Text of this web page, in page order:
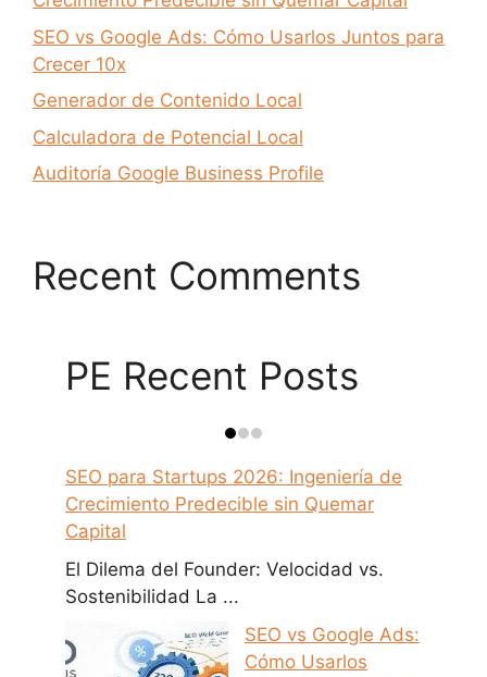
SEO vs Google Ads: Cómo Usarlos Juntos para
Crecer 10x
Generador de Contenido Local
Calculadora de Potencial Local
Auditoría Google Business Profile
Recent Comments
PE Recent Posts
SEO para Startups 2026: Ingeniería de
Crecimiento Predecible sin Quemar
Capital
El Dilema del Founder: Velocidad vs.
Sostenibilidad La ...
SEO vs Google Ads:
Cómo Usarlos